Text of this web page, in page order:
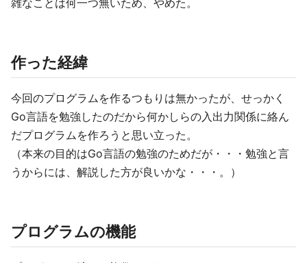
雑なことは何一つ無いため、やめた。
作った経緯
今回のプログラムを作るつもりは無かったが、せっかく
Go言語を勉強したのだから何かしらの入出力関係に絡ん
だプログラムを作ろうと思い立った。
（本来の目的はGo言語の勉強のためだが・・・勉強と言
うからには、解説した方が良いかな・・・。）
プログラムの機能